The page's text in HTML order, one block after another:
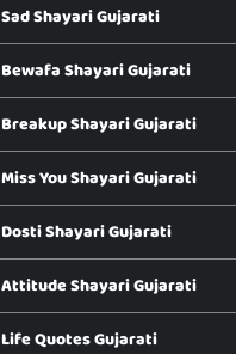
Sad Shayari Gujarati
Bewafa Shayari Gujarati
Breakup Shayari Gujarati
Miss You Shayari Gujarati
Dosti Shayari Gujarati
Attitude Shayari Gujarati
Life Quotes Gujarati